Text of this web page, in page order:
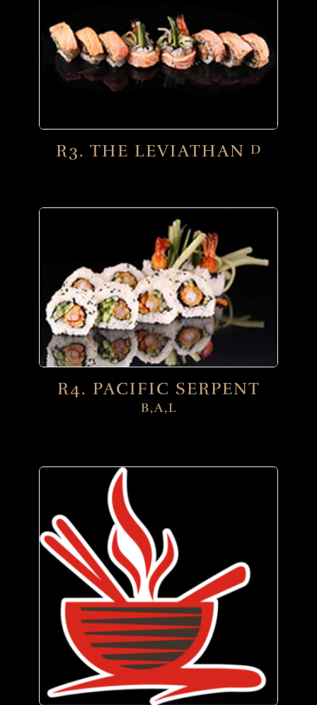
R3. THE LEVIATHAN D
R4. PACIFIC SERPENT
B,A,L